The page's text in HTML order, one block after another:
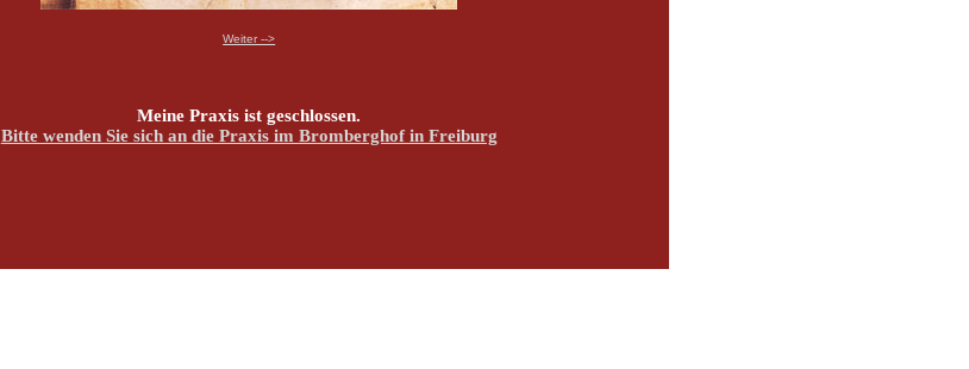
Weiter -->
Meine Praxis ist geschlossen.
Bitte wenden Sie sich an die Praxis im Bromberghof in Freiburg